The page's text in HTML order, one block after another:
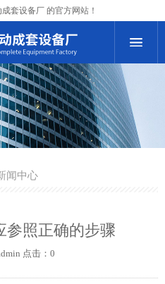
套设备厂 的官方网站！
闻中心
参照正确的步骤
点击：0